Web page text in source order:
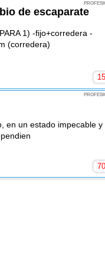
de escaparate
1) -fijo+corredera -
(corredera)
en un estado impecable y